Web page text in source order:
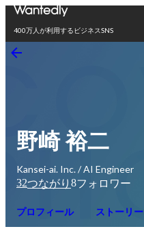
400万人が利用するビジネスSNS
野崎 裕二
Kansei-ai. Inc. / AI Engineer
32つながり 8フォロワー
プロフィール ストーリー